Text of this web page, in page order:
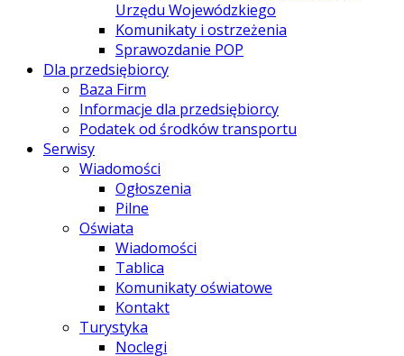
Urzędu Wojewódzkiego
Komunikaty i ostrzeżenia
Sprawozdanie POP
Dla przedsiębiorcy
Baza Firm
Informacje dla przedsiębiorcy
Podatek od środków transportu
Serwisy
Wiadomości
Ogłoszenia
Pilne
Oświata
Wiadomości
Tablica
Komunikaty oświatowe
Kontakt
Turystyka
Noclegi